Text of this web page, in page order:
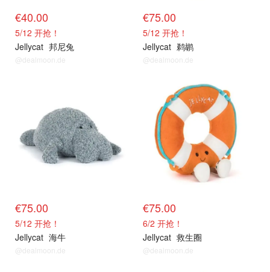
€40.00
5/12 开抢！
Jellycat 邦尼兔
@dealmoon.de
€75.00
5/12 开抢！
Jellycat 鹈鹕
@dealmoon.de
€75.00
5/12 开抢！
Jellycat 海牛
@dealmoon.de
€75.00
6/2 开抢！
Jellycat 救生圈
@dealmoon.de